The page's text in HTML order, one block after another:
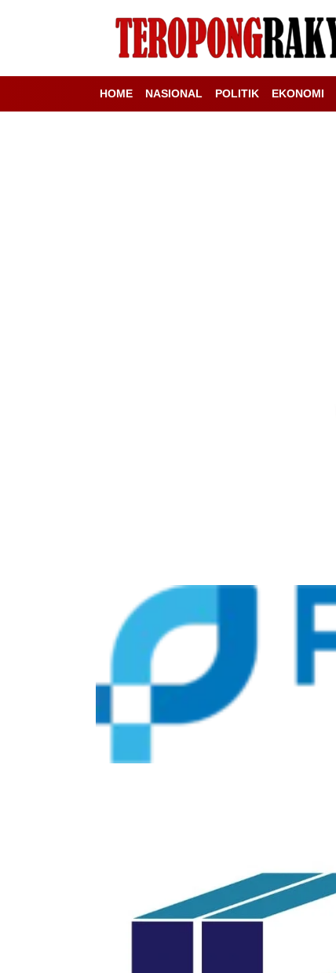
HOME NASIONAL POLITIK EKONOMI